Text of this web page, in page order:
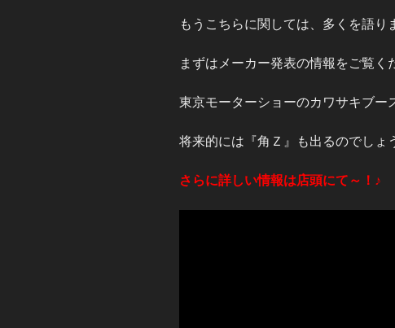
もうこちらに関しては、多くを語り
まずはメーカー発表の情報をご覧く
東京モーターショーのカワサキブー
将来的には『角Ｚ』も出るのでしょ
さらに詳しい情報は店頭にて～！♪